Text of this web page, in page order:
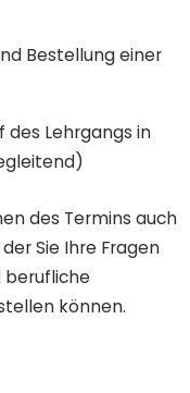
Bestellung einer
des Lehrgangs in
des Termins auch
Sie Ihre Fragen
berufliche
können.